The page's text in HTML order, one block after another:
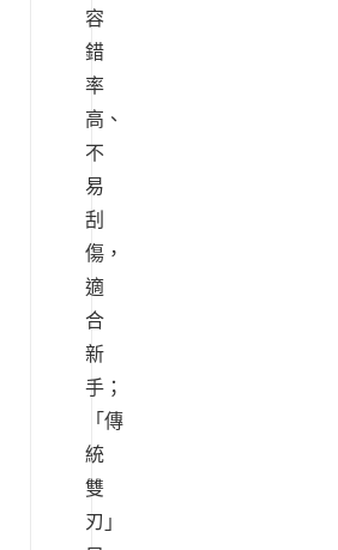
容
錯
率
高、
不
易
刮
傷，
適
合
新
手；
「傳
統
雙
刃」